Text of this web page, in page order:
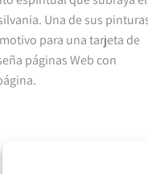
Una de sus
para una tarjeta de
páginas Web con